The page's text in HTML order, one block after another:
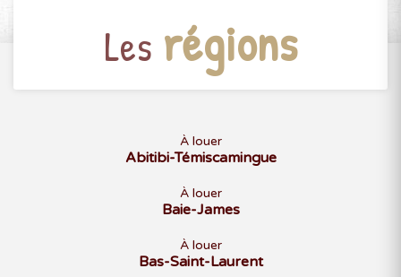
Les régions
À louer
Abitibi-Témiscamingue
À louer
Baie-James
À louer
Bas-Saint-Laurent